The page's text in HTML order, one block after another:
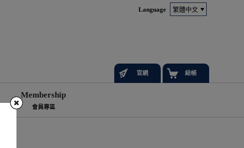
Language
Membership
會員專區
官網 結帳